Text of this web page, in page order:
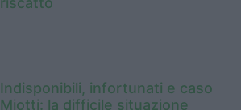
Indisponibili, infortunati e caso
Miotti: la difficile situazione